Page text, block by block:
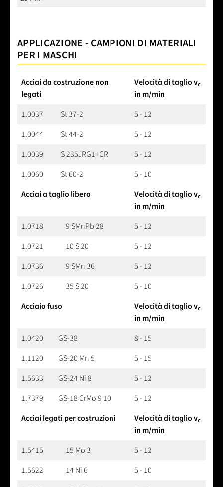
APPLICAZIONE - CAMPIONI DI MATERIALI
PER I MASCHI
Acciai da costruzione non
legati
Velocità di taglio vc
in m/min
1.0037
St 37-2
5 - 12
1.0044
St 44-2
5 - 12
1.0039
S 235JRG1+CR
5 - 12
1.0060
St 60-2
5 - 10
Acciai a taglio libero
Velocità di taglio vc
in m/min
1.0718
9 SMnPb 28
5 - 12
1.0721
10 S 20
5 - 12
1.0736
9 SMn 36
5 - 12
1.0726
35 S 20
5 - 10
Acciaio fuso
Velocità di taglio vc
in m/min
1.0420
GS-38
8 - 15
1.1120
GS-20 Mn 5
5 - 15
1.5633
GS-24 Ni 8
5 - 12
1.7379
GS-18 CrMo 9 10
5 - 12
Acciai legati per costruzioni
Velocità di taglio vc
in m/min
1.5415
15 Mo 3
5 - 12
1.5622
14 Ni 6
5 - 10